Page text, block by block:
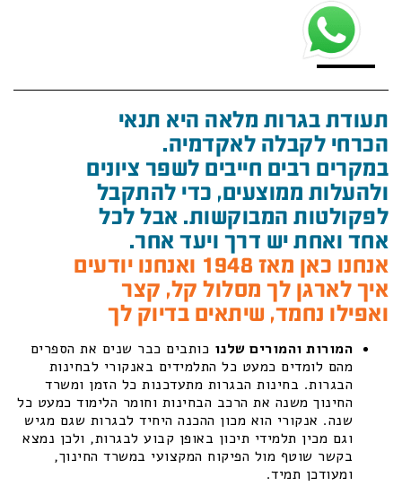
תעודת בגרות מלאה היא תנאי
הכרחי לקבלה לאקדמיה.
במקרים רבים חייבים לשפר ציונים
ולהעלות ממוצעים, כדי להתקבל
לפקולטות המבוקשות. אבל לכל
אחד ואחת יש דרך ויעד אחר.
אנחנו כאן מאז 1948 ואנחנו יודעים
איך לארגן לך מסלול קל, קצר
ואפילו נחמד, שיתאים בדיוק לך
המורות והמורים שלנו כותבים כבר שנים את הספרים
מהם לומדים כמעט כל התלמידים באנקורי לבחינות
הבגרות. בחינות הבגרות מתעדכנות כל הזמן ומשרד
החינוך משנה את הרכב הבחינות וחומר הלימוד כמעט כל
שנה. אנקורי הוא מכון ההכנה היחיד לבגרות שגם מגיש
וגם מכין תלמידי תיכון באופן קבוע לבגרות, ולכן נמצא
בקשר שוטף מול הפיקוח המקצועי במשרד החינוך,
ומעודכן תמיד.